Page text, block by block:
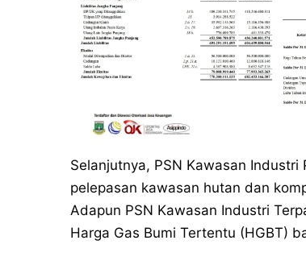
Selanjutnya, PSN Kawasan
pelepasan kawasan hutan dan
Adapun PSN Kawasan Industri
Harga Gas Bumi Tertentu (HGBT)